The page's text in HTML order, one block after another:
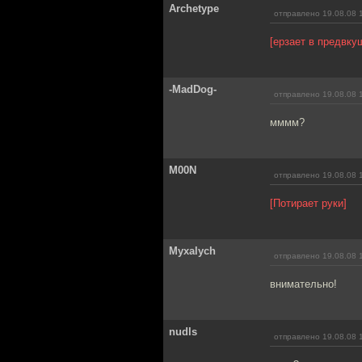
Archetype отправлено 19.08.08
[ерзает в
-MadDog- отправлено 19.08.08
мммм?
M00N отправлено 19.08.08
[Потирает руки]
Myxalych отправлено 19.08.08
внимательно!
nudls отправлено 19.08.08